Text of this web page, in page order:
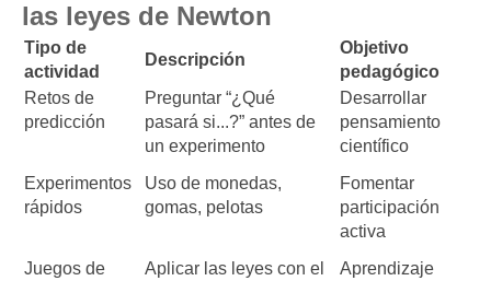
las leyes de Newton
Tipo de
actividad
Descripción
Objetivo
pedagógico
Retos de
predicción
Preguntar “¿Qué
pasará si...?” antes de
un experimento
Desarrollar
pensamiento
científico
Experimentos
rápidos
Uso de monedas,
gomas, pelotas
Fomentar
participación
activa
Juegos de
Aplicar las leyes con el
Aprendizaje